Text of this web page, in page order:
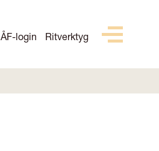
ÅF-login Ritverktyg